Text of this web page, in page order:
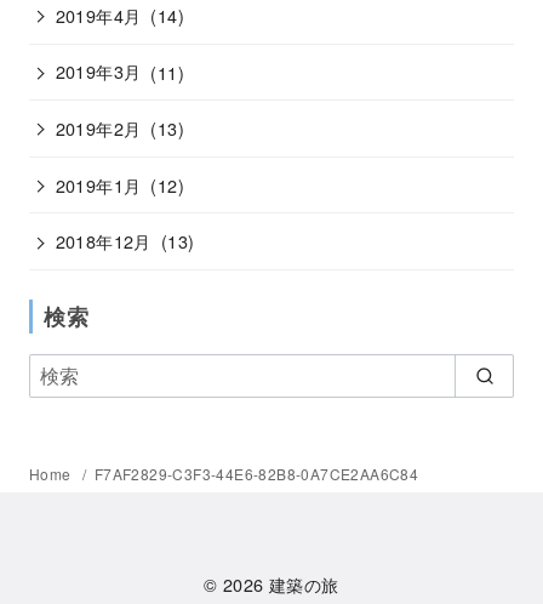
2019年4月 (14)
2019年3月 (11)
2019年2月 (13)
2019年1月 (12)
2018年12月 (13)
検索
Home F7AF2829-C3F3-44E6-82B8-0A7CE2AA6C84
© 2026建築の旅